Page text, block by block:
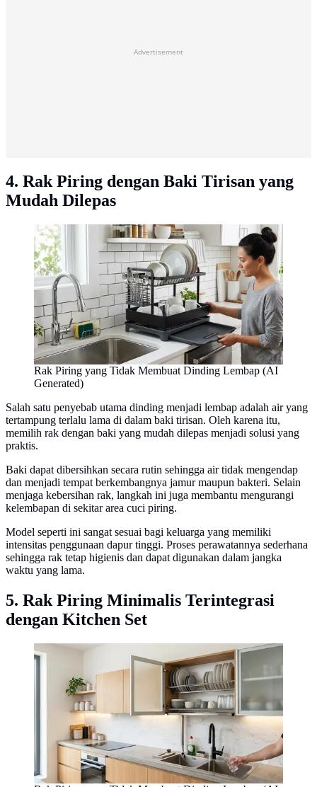
Advertisement
4. Rak Piring dengan Baki Tirisan yang
Mudah Dilepas
Rak Piring yang Tidak Membuat Dinding Lembap (AI
Generated)
Salah satu penyebab utama dinding menjadi lembap adalah air yang
tertampung terlalu lama di dalam baki tirisan. Oleh karena itu,
memilih rak dengan baki yang mudah dilepas menjadi solusi yang
praktis.
Baki dapat dibersihkan secara rutin sehingga air tidak mengendap
dan menjadi tempat berkembangnya jamur maupun bakteri. Selain
menjaga kebersihan rak, langkah ini juga membantu mengurangi
kelembapan di sekitar area cuci piring.
Model seperti ini sangat sesuai bagi keluarga yang memiliki
intensitas penggunaan dapur tinggi. Proses perawatannya sederhana
sehingga rak tetap higienis dan dapat digunakan dalam jangka
waktu yang lama.
5. Rak Piring Minimalis Terintegrasi
dengan Kitchen Set